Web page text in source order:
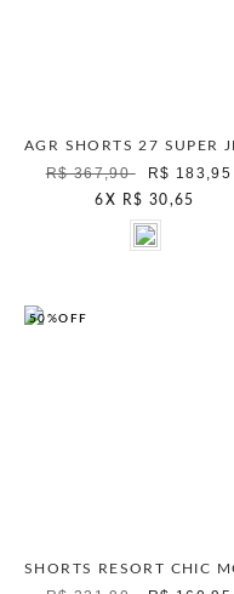
R$ 367,90
R$ 183,95
6 X R$ 30,65
50%OFF